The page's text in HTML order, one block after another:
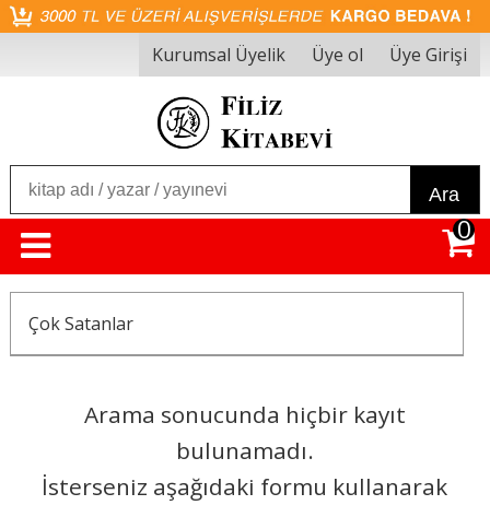
Kurumsal Üyelik Üye ol Üye Girişi
Ara
0
Çok Satanlar
Arama sonucunda hiçbir kayıt
bulunamadı.
İsterseniz aşağıdaki formu kullanarak